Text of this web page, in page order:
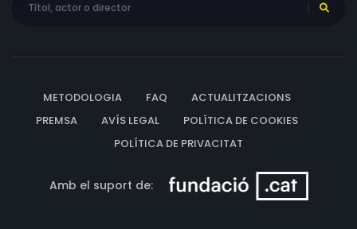
METODOLOGIA FAQ
ACTUALITZACIONS
PREMSA
AVÍS LEGAL
POLÍTICA DE COOKIES
POLÍTICA DE PRIVACITAT
Amb el suport de: